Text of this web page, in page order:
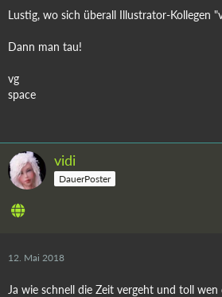
Lustig, wo sich überall Illustrator-Kollegen
Dann man tau!
vg
space
vidi
DauerPoster
12. Mai 2018
Ja wie schnell die Zeit vergeht und toll